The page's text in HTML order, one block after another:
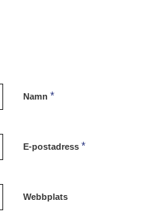
Namn *
E-postadress *
Webbplats